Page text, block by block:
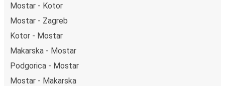
Mostar - Kotor
Mostar - Zagreb
Kotor - Mostar
Makarska - Mostar
Podgorica - Mostar
Mostar - Makarska